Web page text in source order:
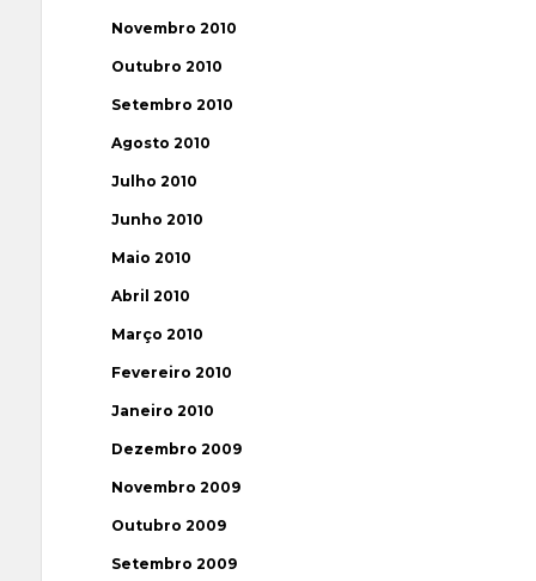
Novembro 2010
Outubro 2010
Setembro 2010
Agosto 2010
Julho 2010
Junho 2010
Maio 2010
Abril 2010
Março 2010
Fevereiro 2010
Janeiro 2010
Dezembro 2009
Novembro 2009
Outubro 2009
Setembro 2009